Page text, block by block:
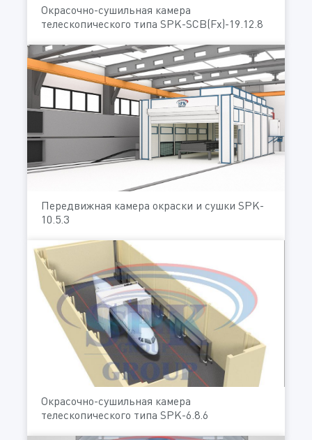
Окрасочно-сушильная камера
телескопического типа SPK-SCB(Fx)-19.12.8
Передвижная камера окраски и сушки SPK-
10.5.3
Окрасочно-сушильная камера
телескопического типа SPK-6.8.6